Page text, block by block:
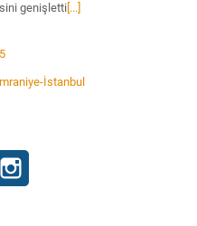
genişletti [...]
İstanbul